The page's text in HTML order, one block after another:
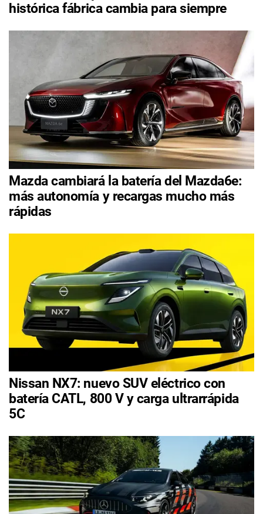
histórica fábrica cambia para siempre
Mazda cambiará la batería del Mazda6e:
más autonomía y recargas mucho más
rápidas
Nissan NX7: nuevo SUV eléctrico con
batería CATL, 800 V y carga ultrarrápida
5C